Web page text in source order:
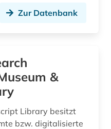
Zur Datenbank
&
Library besitzt
bzw. digitalisierte